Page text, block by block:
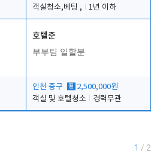
객실청소,베팅 ,
1년 이하
호텔준
부부팀 일할분
인천 중구 월 2,500,000원
객실 및 호텔청소
경력무관
1 / 2